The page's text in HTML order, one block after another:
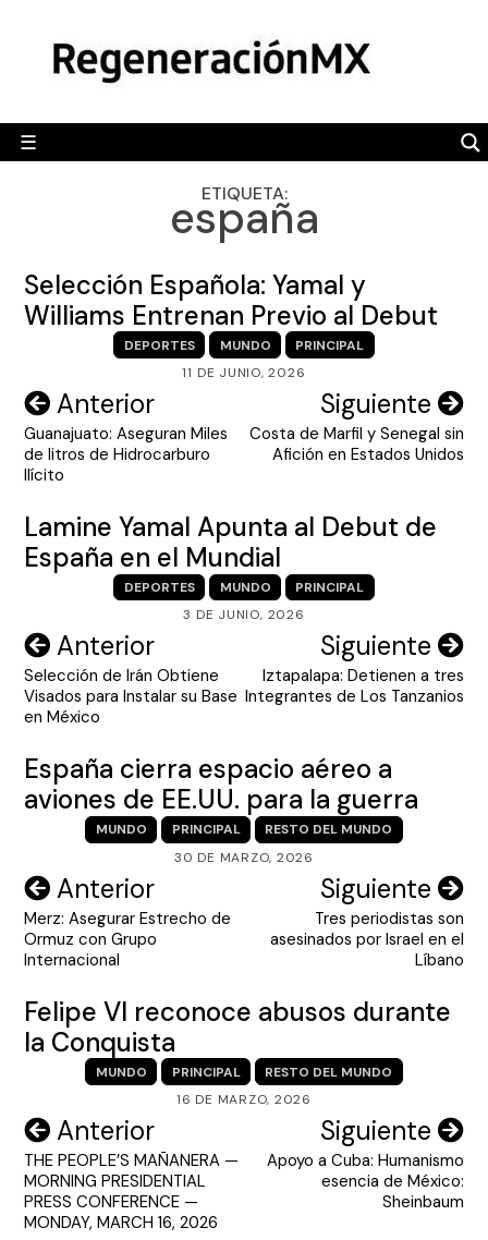
content
☰
POLÍTICA
CAMALEÓN
OPINIÓN
ENGLISH SECTION
VIDEOS
ETIQUETA:
españa
Selección Española: Yamal y
Williams Entrenan Previo al Debut
DEPORTES MUNDO
PRINCIPAL
11 DE JUNIO, 2026
Navegación
de
entradas
Anterior
Guanajuato: Aseguran Miles
de litros de Hidrocarburo
Ilícito
Siguiente
Costa de Marfil y Senegal sin
Afición en Estados Unidos
Lamine Yamal Apunta al Debut de
España en el Mundial
DEPORTES MUNDO
PRINCIPAL
3 DE JUNIO, 2026
Navegación
de
entradas
Anterior
Selección de Irán Obtiene
Visados para Instalar su Base
en México
Siguiente
Iztapalapa: Detienen a tres
Integrantes de Los Tanzanios
España cierra espacio aéreo a
aviones de EE.UU. para la guerra
MUNDO PRINCIPAL
RESTO DEL MUNDO
30 DE MARZO, 2026
Navegación
de
entradas
Anterior
Merz: Asegurar Estrecho de
Ormuz con Grupo
Internacional
Siguiente
Tres periodistas son
asesinados por Israel en el
Líbano
Felipe VI reconoce abusos durante
la Conquista
MUNDO PRINCIPAL
RESTO DEL MUNDO
16 DE MARZO, 2026
Navegación
de
entradas
Anterior
THE PEOPLE’S MAÑANERA —
MORNING PRESIDENTIAL
PRESS CONFERENCE —
MONDAY, MARCH 16, 2026
Siguiente
Apoyo a Cuba: Humanismo
esencia de México:
Sheinbaum